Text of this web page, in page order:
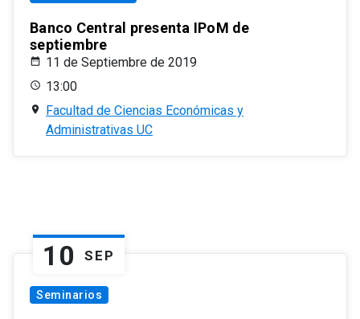
Banco Central presenta IPoM de
septiembre
11 de Septiembre de 2019
13:00
Facultad de Ciencias Económicas y
Administrativas UC
10 SEP
Seminarios